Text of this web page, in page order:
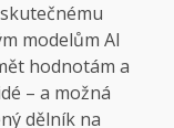
modelům AI
hodnotám a
– a možná
dělník na